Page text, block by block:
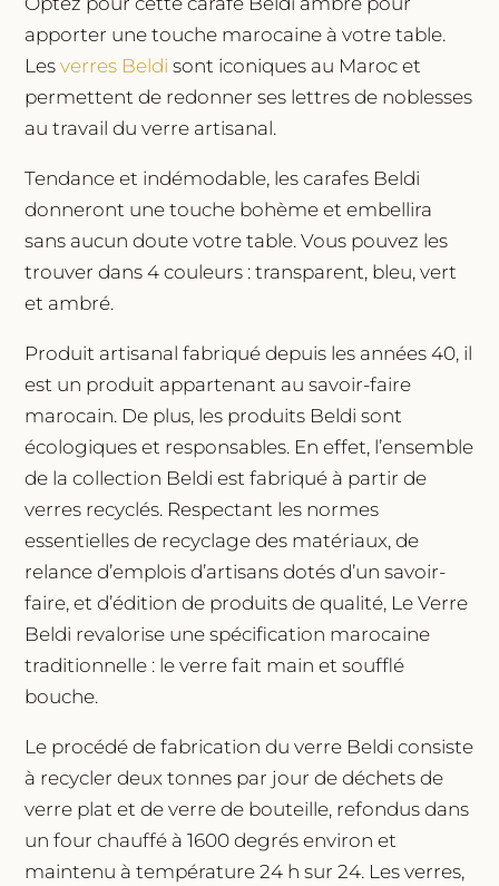
apporter une touche marocaine à votre table.
Lesverres Beldi sont iconiques au Maroc et
permettent de redonner ses lettres de noblesses
au travail du verre artisanal.
Tendance et indémodable, les carafes Beldi
donneront une touche bohème et embellira
sans aucun doute votre table. Vous pouvez les
trouver dans 4 couleurs : transparent, bleu, vert
et ambré.
Produit artisanal fabriqué depuis les années 40, il
est un produit appartenant au savoir-faire
marocain. De plus, les produits Beldi sont
écologiques et responsables. En effet, l’ensemble
de la collection Beldi est fabriqué à partir de
verres recyclés. Respectant les normes
essentielles de recyclage des matériaux, de
relance d’emplois d’artisans dotés d’un savoir-
faire, et d’édition de produits de qualité, Le Verre
Beldi revalorise une spécification marocaine
traditionnelle : le verre fait main et soufflé
bouche.
Le procédé de fabrication du verre Beldi consiste
à recycler deux tonnes par jour de déchets de
verre plat et de verre de bouteille, refondus dans
un four chauffé à 1600 degrés environ et
maintenu à température 24 h sur 24. Les verres,